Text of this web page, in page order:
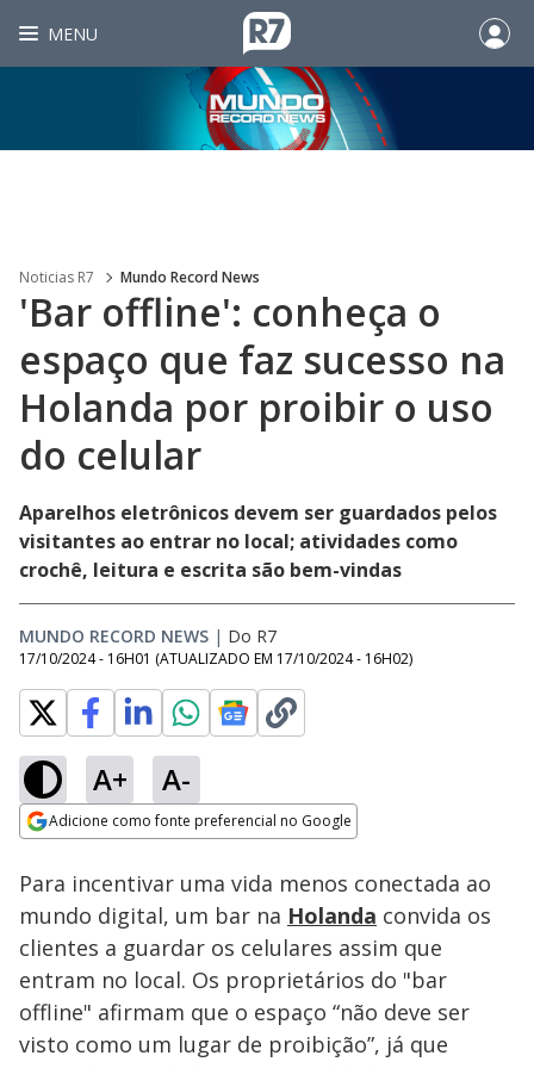
MENU
Noticias R7 Mundo Record News
'Bar offline': conheça o
espaço que faz sucesso na
Holanda por proibir o uso
do celular
Aparelhos eletrônicos devem ser guardados pelos
visitantes ao entrar no local; atividades como
crochê, leitura e escrita são bem-vindas
MUNDO RECORD NEWS | Do R7
17/10/2024 - 16H01 (ATUALIZADO EM 17/10/2024 - 16H02)
A+ A-
Adicione como fonte preferencial no Google
Ativar
100.00%
Para incentivar uma vida menos conectada ao
mundo digital, um bar na Holanda convida os
clientes a guardar os celulares assim que
entram no local. Os proprietários do "bar
offline" afirmam que o espaço “não deve ser
visto como um lugar de proibição”, já que